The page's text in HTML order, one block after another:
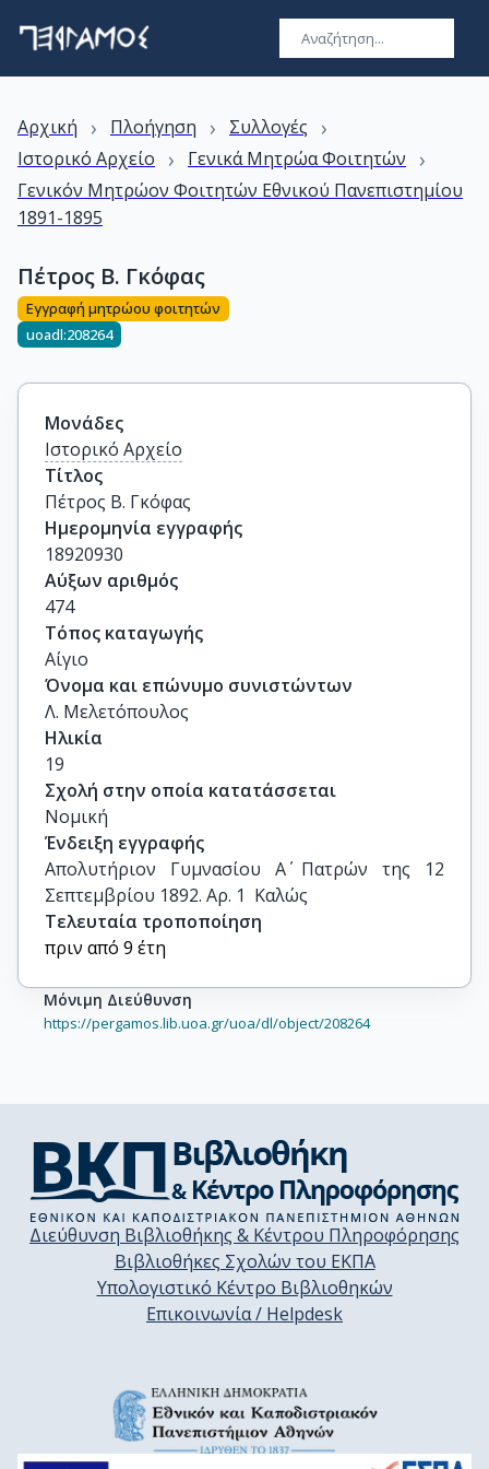
Αρχική › Πλοήγηση › Συλλογές ›
Ιστορικό Αρχείο › Γενικά Μητρώα Φοιτητών ›
Γενικόν Μητρώον Φοιτητών Εθνικού Πανεπιστημίου
1891-1895
Πέτρος Β. Γκόφας
Εγγραφή μητρώου φοιτητών
uoadl:208264
Μονάδες
Ιστορικό Αρχείο
Τίτλος
Πέτρος Β. Γκόφας
Ημερομηνία εγγραφής
18920930
Αύξων αριθμός
474
Τόπος καταγωγής
Αίγιο
Όνομα και επώνυμο συνιστώντων
Λ. Μελετόπουλος
Ηλικία
19
Σχολή στην οποία κατατάσσεται
Νομική
Ένδειξη εγγραφής
Απολυτήριον Γυμνασίου Α΄ Πατρών της 12
Σεπτεμβρίου 1892. Αρ. 1  Καλώς
Τελευταία τροποποίηση
πριν από 9 έτη
Μόνιμη Διεύθυνση
https://pergamos.lib.uoa.gr/uoa/dl/object/208264
Διεύθυνση Βιβλιοθήκης & Κέντρου Πληροφόρησης
Βιβλιοθήκες Σχολών του ΕΚΠΑ
Υπολογιστικό Κέντρο Βιβλιοθηκών
Επικοινωνία / Helpdesk